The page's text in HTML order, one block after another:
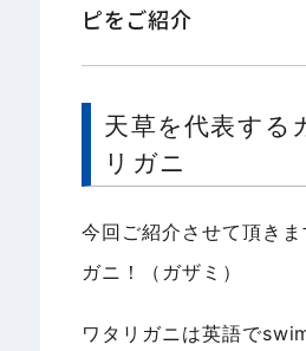
ピをご紹介
天草を代表する
リガニ
今回ご紹介させて頂きま
ガニ！（ガザミ）
ワタリガニは英語で